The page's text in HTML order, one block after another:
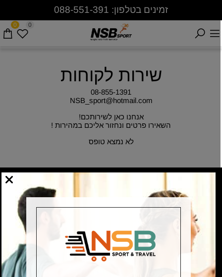
זמינים בטלפון: 088-551-391
0 0
שירות לקוחות
08-855-1391
NSB_sport@hotmail.com
אנחנו כאן לשירותכם!
השאירו פרטים ונחזור אליכם במהירות !
לא נמצא טופס
Catalogue
ציוד למתאמן
אומנויות לחימה
Ladies First
ציוד ואביזרים